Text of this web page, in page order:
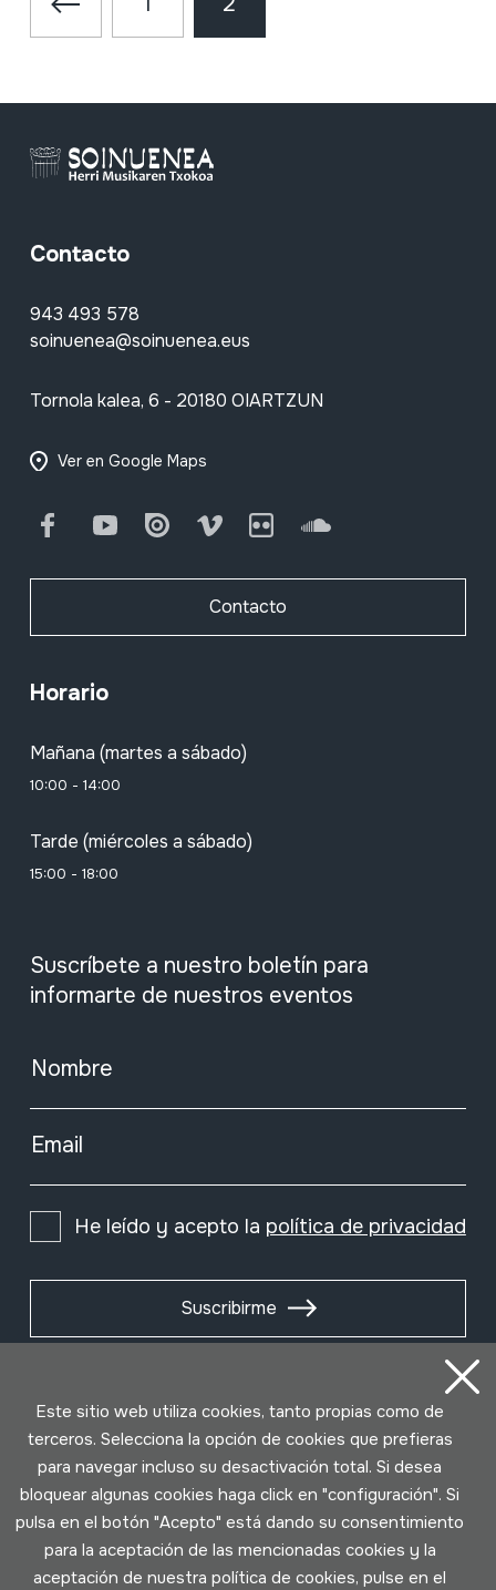
Contacto
943 493 578
soinuenea@soinuenea.eus
Tornola kalea, 6 - 20180 OIARTZUN
Ver en Google Maps
FacebookYoutube Issuu Vimeo Flickr SoundCloud
Contacto
Horario
Mañana (martes a sábado)
10:00 - 14:00
Tarde (miércoles a sábado)
15:00 - 18:00
Suscríbete a nuestro boletín para
informarte de nuestros eventos
Nombre
Email
He leído y acepto la política de privacidad
Suscribirme
Este sitio web utiliza cookies, tanto propias como de
terceros. Selecciona la opción de cookies que prefieras
para navegar incluso su desactivación total. Si desea
bloquear algunas cookies haga click en "configuración". Si
pulsa en el botón "Acepto" está dando su consentimiento
para la aceptación de las mencionadas cookies y la
aceptación de nuestra política de cookies, pulse en el